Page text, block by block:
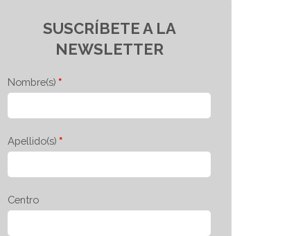
SUSCRÍBETE A LA
NEWSLETTER
Nombre(s)
Apellido(s)
Centro